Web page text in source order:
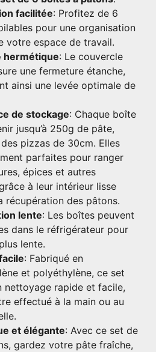
facilitée: Profitez de 6
pour une organisation
votre espace de travail.
hermétique: Le couvercle
une fermeture étanche,
ainsi une levée optimale de
de stockage: Chaque boîte
jusqu’à 250g de pâte,
pizzas de 30cm. Elles
parfaites pour ranger
épices et autres
à leur intérieur lisse
récupération des pâtons.
lente: Les boîtes peuvent
dans le réfrigérateur pour
lente.
: Fabriqué en
et polyéthylène, ce set
nettoyage rapide et facile,
effectué à la main ou au
et élégante: Avec ce set de
gardez votre pâte fraîche,